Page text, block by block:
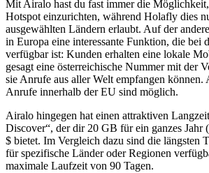
Mit Airalo hast du fast immer die
Hotspot einzurichten, während Holafly dies
ausgewählten Ländern erlaubt. Auf der
in Europa eine interessante Funktion, die bei
verfügbar ist: Kunden erhalten eine lokale
gesagt eine österreichische Nummer mit der
sie Anrufe aus aller Welt empfangen können.
Anrufe innerhalb der EU sind möglich.
Airalo hingegen hat einen attraktiven
Discover“, der dir 20 GB für ein ganzes Jahr
$ bietet. Im Vergleich dazu sind die längsten
für spezifische Länder oder Regionen
maximale Laufzeit von 90 Tagen.